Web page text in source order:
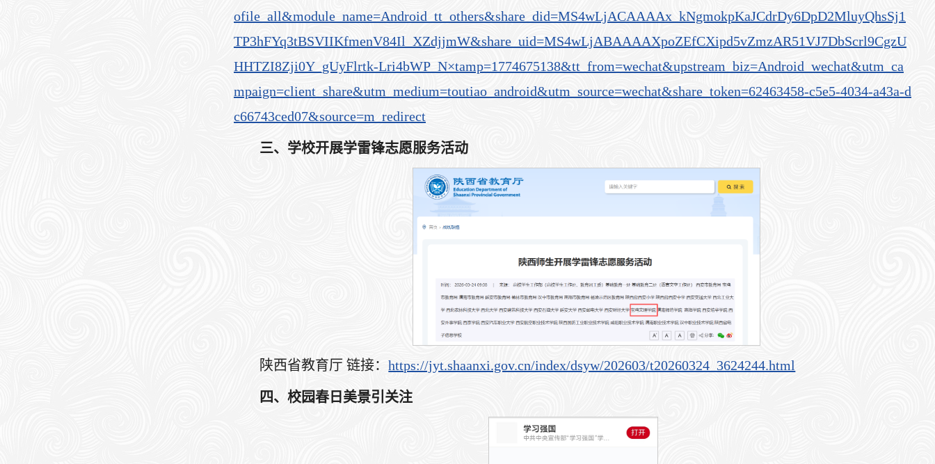
ofile_all&module_name=Android_tt_others&share_did=MS4wLjACAAAAx_kNgmokpKaJCdrDy6DpD2MluyQhsSj1
TP3hFYq3tBSVIIKfmenV84Il_XZdjjmW&share_uid=MS4wLjABAAAAXpoZEfCXipd5vZmzAR51VJ7DbScrl9CgzU
HHTZI8Zji0Y_gUyFlrtk-Lri4bWP_N×tamp=1774675138&tt_from=wechat&upstream_biz=Android_wechat&utm_ca
mpaign=client_share&utm_medium=toutiao_android&utm_source=wechat&share_token=62463458-c5e5-4034-a43a-d
c66743ced07&source=m_redirect
三、学校开展学雷锋志愿服务活动
陕西省教育厅 链接：https://jyt.shaanxi.gov.cn/index/dsyw/202603/t20260324_3624244.html
四、校园春日美景引关注